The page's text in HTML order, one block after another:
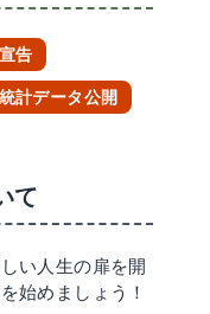
告
統計データ公開
て
い人生の扉を開
始めましょう！